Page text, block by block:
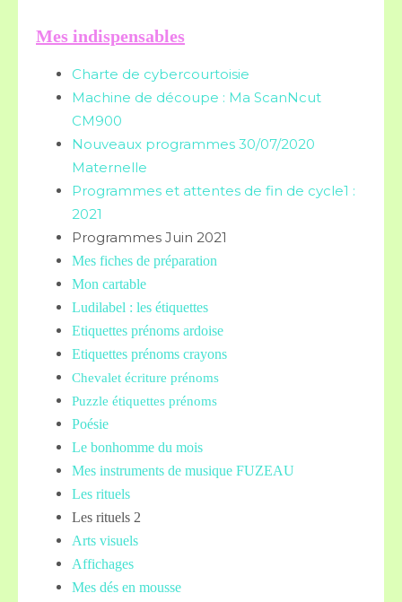
Mes indispensables
Charte de cybercourtoisie
Machine de découpe : Ma ScanNcut
CM900
Nouveaux programmes 30/07/2020
Maternelle
Programmes et attentes de fin de cycle1 :
2021
Programmes Juin 2021
Mes fiches de préparation
Mon cartable
Ludilabel : les étiquettes
Etiquettes prénoms ardoise
Etiquettes prénoms crayons
Chevalet écriture prénoms
Puzzle étiquettes prénoms
Poésie
Le bonhomme du mois
Mes instruments de musique FUZEAU
Les rituels
Les rituels 2
Arts visuels
Affichages
Mes dés en mousse